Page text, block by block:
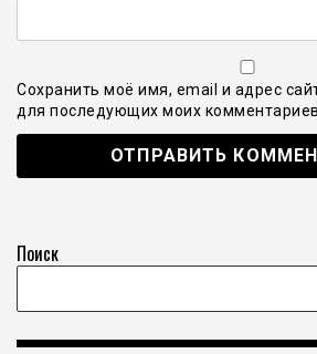
Сохранить моё имя, email и адрес
для последующих моих
Поиск